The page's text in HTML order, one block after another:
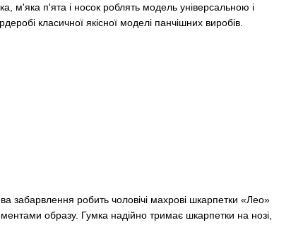
м'яка п'ята і носок роблять модель універсальною і
класичної якісної моделі панчішних виробів.
робить чоловічі махрові шкарпетки «Лео»
образу. Гумка надійно тримає шкарпетки на нозі,